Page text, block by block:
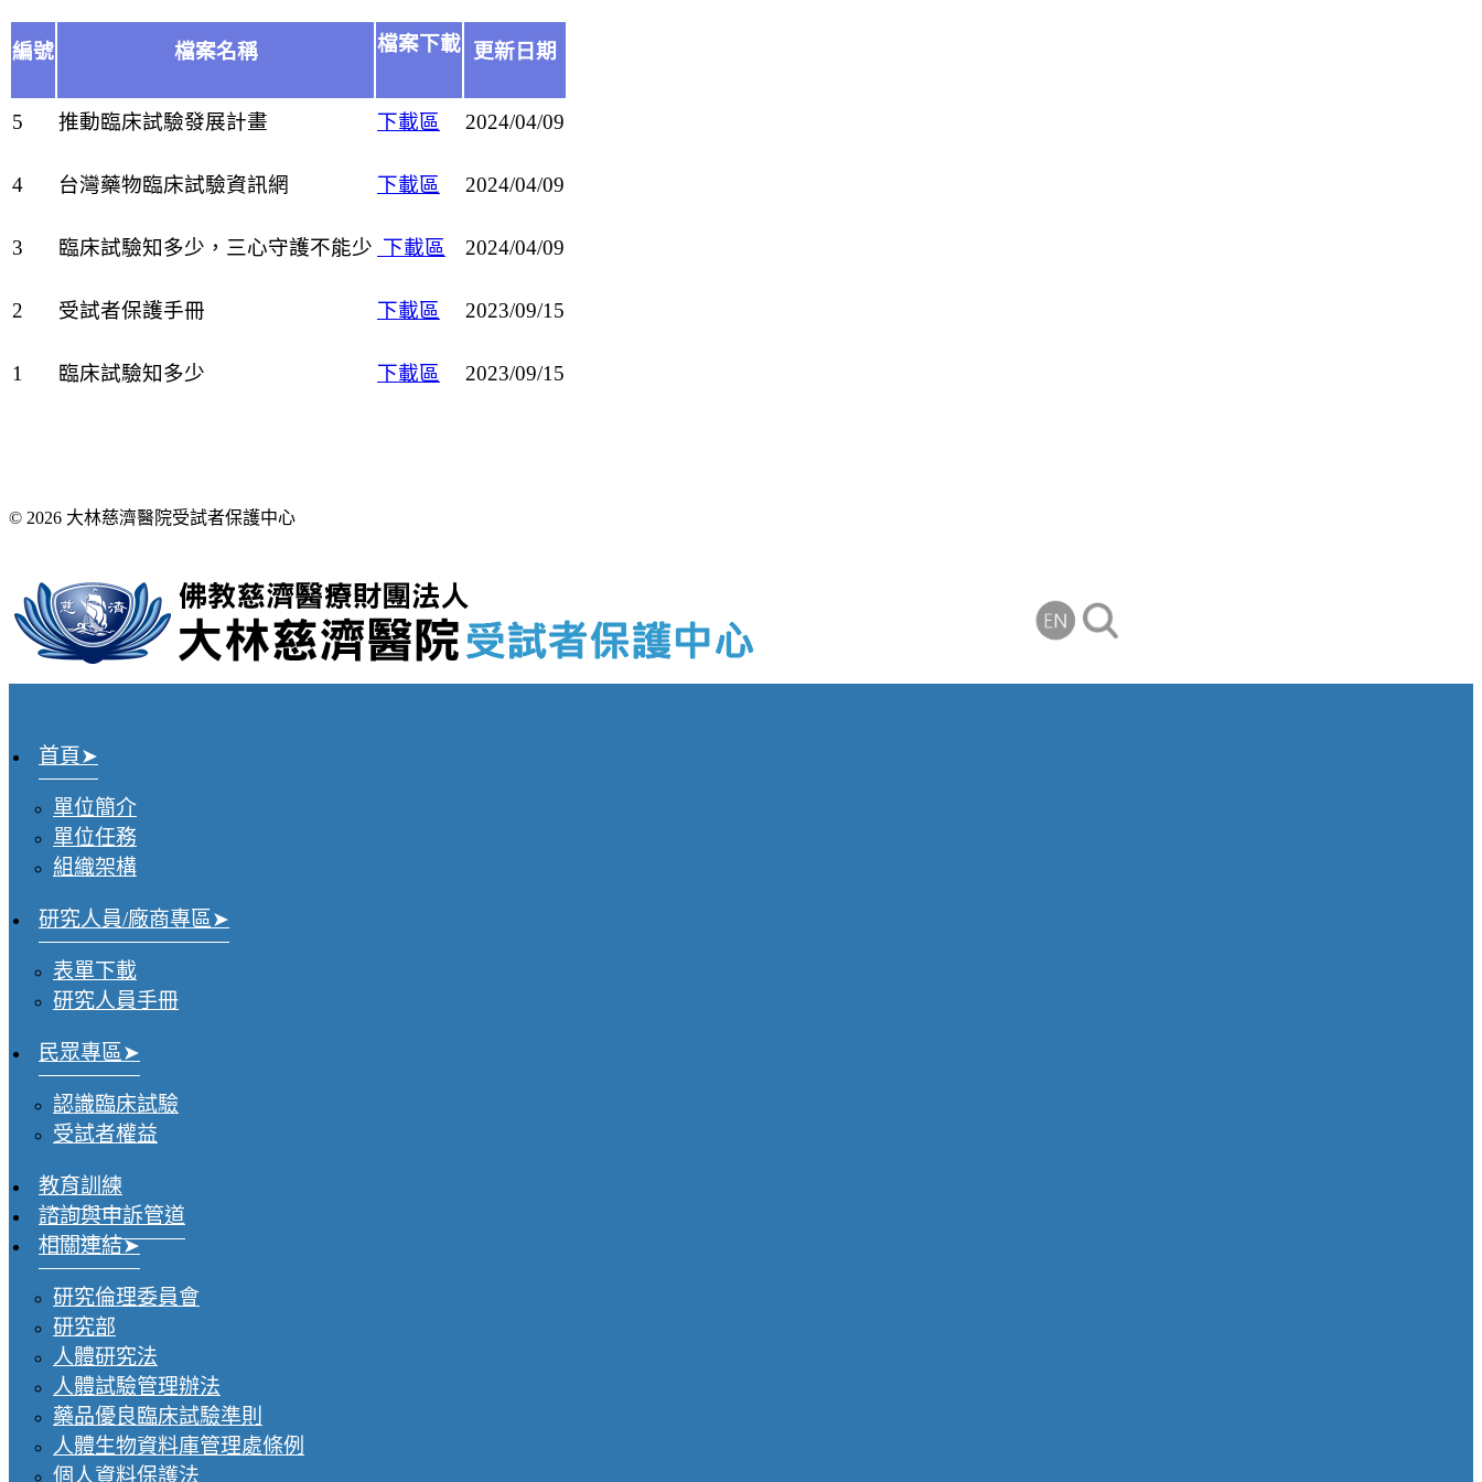
編號 檔案名稱 檔案下載 更新日期
5 推動臨床試驗發展計畫 下載區 2024/04/09
4 台灣藥物臨床試驗資訊網 下載區 2024/04/09
3 臨床試驗知多少，三心守護不能少 下載區 2024/04/09
2 受試者保護手冊 下載區 2023/09/15
1 臨床試驗知多少 下載區 2023/09/15
© 2026 大林慈濟醫院受試者保護中心
首頁
單位簡介
單位任務
組織架構
研究人員/廠商專區
表單下載
研究人員手冊
民眾專區
認識臨床試驗
受試者權益
教育訓練
諮詢與申訴管道
相關連結
研究倫理委員會
研究部
人體研究法
人體試驗管理辦法
藥品優良臨床試驗準則
人體生物資料庫管理處條例
個人資料保護法